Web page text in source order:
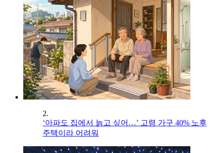
2.
‘아파도 집에서 늙고 싶어…’ 고령 가구 40% 노후
주택이라 어려워